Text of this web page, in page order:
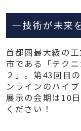
―技術が未来
首都圏最大級の
市である「テク
２」。第43回目
ンラインのハイ
展示の会期は10
ください！